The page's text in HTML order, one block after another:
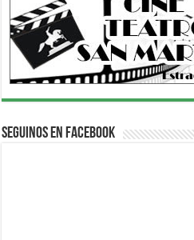
Seguinos en Facebook